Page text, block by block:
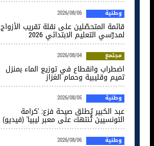
وطنية 2026/08/06
قائمة المتحصّلين على نقلة تقريب الأزواج
لمدرّسي التعليم الابتدائي 2026
مجتمع 2026/08/04
اضطراب وانقطاع في توزيع الماء بمنزل
تميم وقليبية وحمام الغزاز
وطنية 2026/08/05
عبد الكبير يُطلق صيحة فزع: 'كرامة
التونسيين تُنتهك على معبر ليبيا' (فيديو)
وطنية 2026/08/06